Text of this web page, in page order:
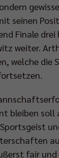
seinen
Finale
weiter.
welche die
soll
fair